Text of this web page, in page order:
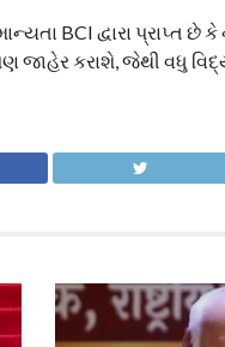
BCI દ્વારા પ્રાપ્ત
કરાશે, જેથી વધુ